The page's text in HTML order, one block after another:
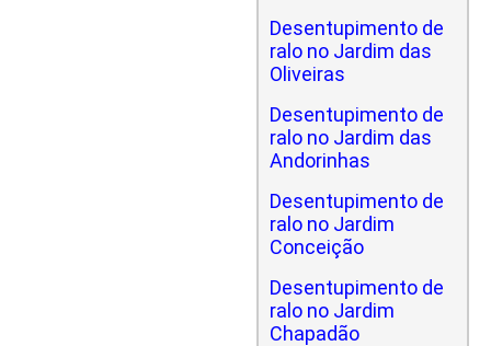
Desentupimento de
ralo no Jardim das
Oliveiras
Desentupimento de
ralo no Jardim das
Andorinhas
Desentupimento de
ralo no Jardim
Conceição
Desentupimento de
ralo no Jardim
Chapadão